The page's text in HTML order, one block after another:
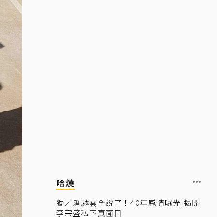
哈燒
獨／潘越雲全說了！40年感情曝光 揭開
李宗盛私下真面目